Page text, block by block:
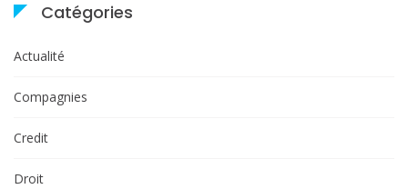
Catégories
Actualité
Compagnies
Credit
Droit